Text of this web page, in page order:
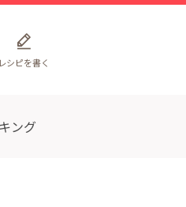
レシピを書く
ング